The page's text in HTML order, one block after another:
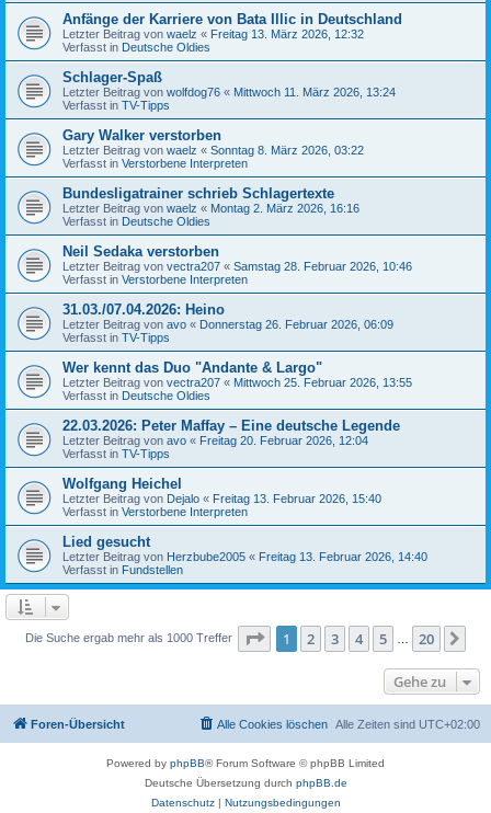
Anfänge der Karriere von Bata Illic in Deutschland
Letzter Beitrag von waelz « Freitag 13. März 2026, 12:32
Verfasst in Deutsche Oldies
Schlager-Spaß
Letzter Beitrag von wolfdog76 « Mittwoch 11. März 2026, 13:24
Verfasst in TV-Tipps
Gary Walker verstorben
Letzter Beitrag von waelz « Sonntag 8. März 2026, 03:22
Verfasst in Verstorbene Interpreten
Bundesligatrainer schrieb Schlagertexte
Letzter Beitrag von waelz « Montag 2. März 2026, 16:16
Verfasst in Deutsche Oldies
Neil Sedaka verstorben
Letzter Beitrag von vectra207 « Samstag 28. Februar 2026, 10:46
Verfasst in Verstorbene Interpreten
31.03./07.04.2026: Heino
Letzter Beitrag von avo « Donnerstag 26. Februar 2026, 06:09
Verfasst in TV-Tipps
Wer kennt das Duo "Andante & Largo"
Letzter Beitrag von vectra207 « Mittwoch 25. Februar 2026, 13:55
Verfasst in Deutsche Oldies
22.03.2026: Peter Maffay – Eine deutsche Legende
Letzter Beitrag von avo « Freitag 20. Februar 2026, 12:04
Verfasst in TV-Tipps
Wolfgang Heichel
Letzter Beitrag von Dejalo « Freitag 13. Februar 2026, 15:40
Verfasst in Verstorbene Interpreten
Lied gesucht
Letzter Beitrag von Herzbube2005 « Freitag 13. Februar 2026, 14:40
Verfasst in Fundstellen
Die Suche ergab mehr als 1000 Treffer Seite 1von 20
1 2 3 4 5 20
Gehe zu
Foren-Übersicht Alle Zeiten sind UTC+02:00
Alle Cookies löschen
Powered by phpBB® Forum Software © phpBB Limited
Deutsche Übersetzung durch phpBB.de
Datenschutz| Nutzungsbedingungen